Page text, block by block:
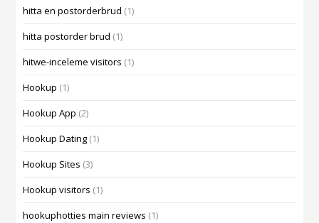
hitta en postorderbrud (1)
hitta postorder brud (1)
hitwe-inceleme visitors (1)
Hookup (1)
Hookup App (2)
Hookup Dating (1)
Hookup Sites (3)
Hookup visitors (1)
hookuphotties main reviews (1)